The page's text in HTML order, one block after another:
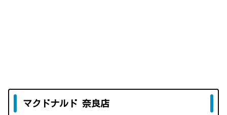
マクドナルド 奈良店